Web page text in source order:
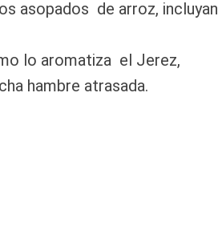
asopados de arroz, incluyan
lo aromatiza el Jerez,
hambre atrasada.